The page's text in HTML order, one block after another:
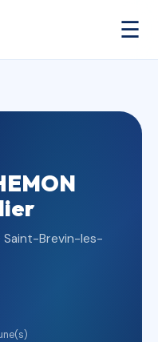
☰
Saint-Brevin-les-